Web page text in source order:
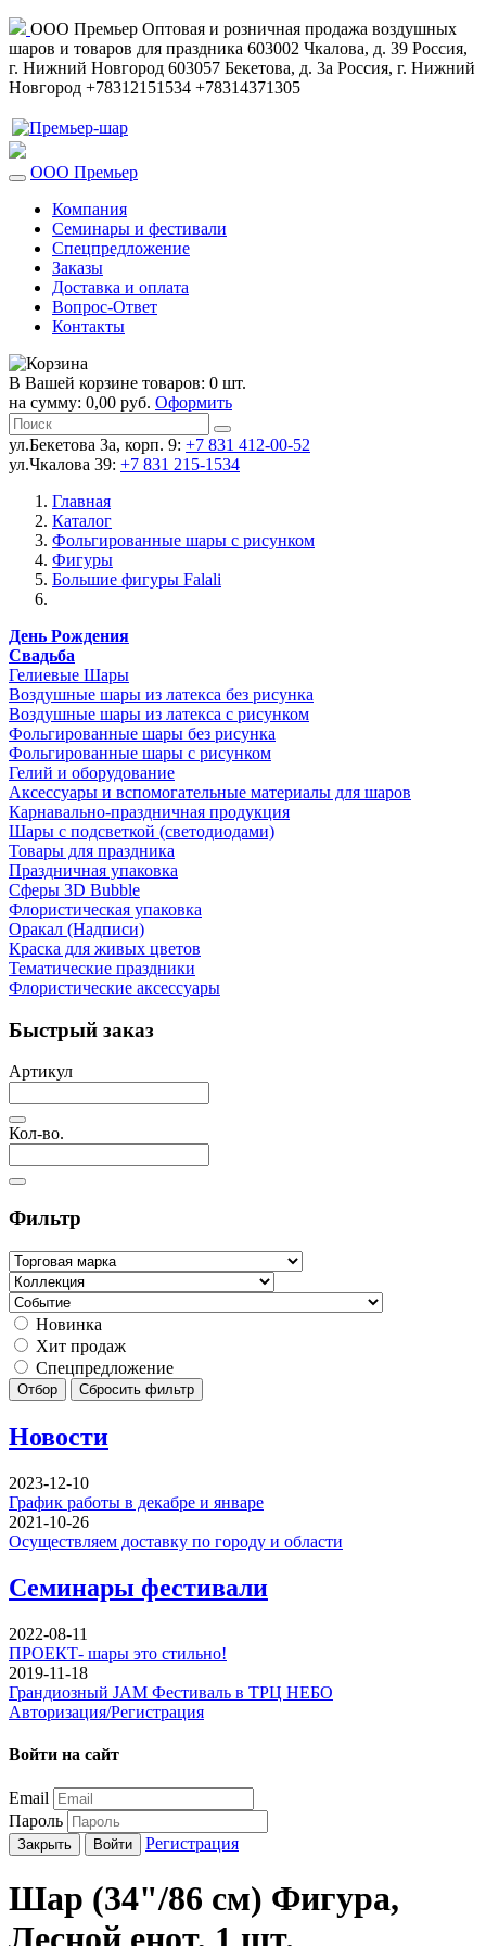
ООО Премьер Оптовая и розничная продажа воздушных
шаров и товаров для праздника 603002 Чкалова, д. 39 Россия,
г. Нижний Новгород 603057 Бекетова, д. 3а Россия, г. Нижний
Новгород +78312151534 +78314371305
ООО Премьер
Компания
Семинары и фестивали
Спецпредложение
Заказы
Доставка и оплата
Вопрос-Ответ
Контакты
В Вашей корзине товаров: 0 шт.
на сумму: 0,00 руб. Оформить
ул.Бекетова 3а, корп. 9: +7 831 412-00-52
ул.Чкалова 39: +7 831 215-1534
Главная
Каталог
Фольгированные шары с рисунком
Фигуры
Большие фигуры Falali
День Рождения
Свадьба
Гелиевые Шары
Воздушные шары из латекса без рисунка
Воздушные шары из латекса с рисунком
Фольгированные шары без рисунка
Фольгированные шары с рисунком
Гелий и оборудование
Аксессуары и вспомогательные материалы для шаров
Карнавально-праздничная продукция
Шары с подсветкой (светодиодами)
Товары для праздника
Праздничная упаковка
Сферы 3D Bubble
Флористическая упаковка
Оракал (Надписи)
Краска для живых цветов
Тематические праздники
Флористические аксессуары
Быстрый заказ
Артикул
Кол-во.
Фильтр
Новинка
Хит продаж
Спецпредложение
Отбор Сбросить фильтр
Новости
2023-12-10
График работы в декабре и январе
2021-10-26
Осуществляем доставку по городу и области
Семинары фестивали
2022-08-11
ПРОЕКТ- шары это стильно!
2019-11-18
Грандиозный JAM Фестиваль в ТРЦ НЕБО
Авторизация/Регистрация
Войти на сайт
Email
Пароль
Закрыть Войти Регистрация
Шар (34"/86 см) Фигура,